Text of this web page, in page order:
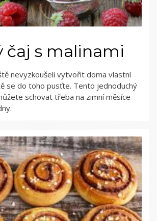
čaj s malinami
nevyzkoušeli vytvořit doma vlastní
se do toho pusťte. Tento jednoduchý
schovat třeba na zimní měsíce